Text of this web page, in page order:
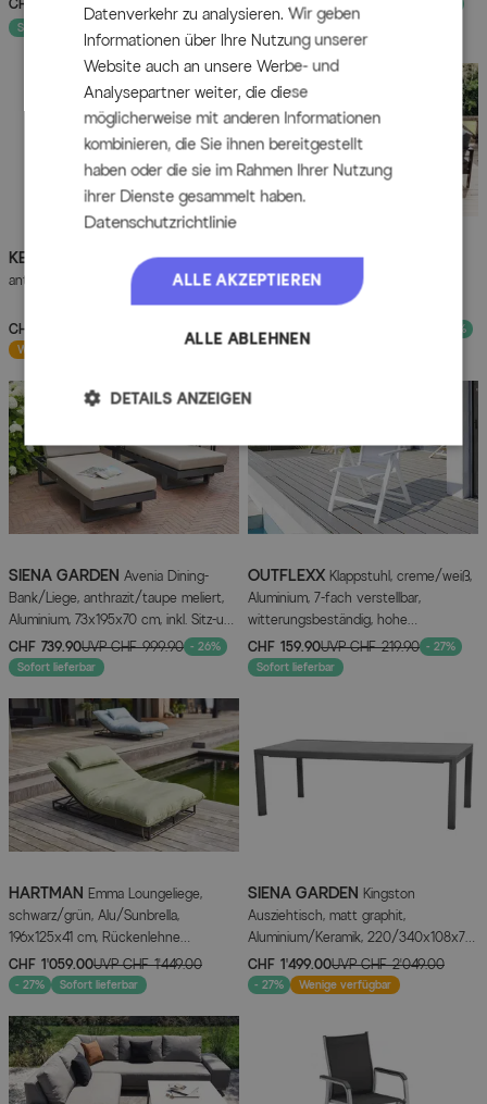
CHF 969.90
Sofort lieferbar
CHF 569.90 UVP
Sofort lieferbar
KETTLER
Granada Klappstuhl,
anthrazit, Alu/Textilene, 0301201-7100
CHF 199.90
- 26%
Wenige verfügbar
OUTFLEXXGartenlounge, 5
Personen, inkl. Tisch und Kissen,
Aluminium
CHF 969.90
- 28%
Wenige verfügbar
SIENA GARDEN Avenia Dining-
Bank/Liege, anthrazit/taupe meliert,
Aluminium, 73x195x70 cm, inkl. Sitz-und
Rückenkissen
CHF 739.90UVPCHF 999.90 - 26%
Sofort lieferbar
OUTFLEXX Klappstuhl, creme/weiß,
Aluminium, 7-fach verstellbar,
witterungsbeständig, hohe
Belastbarkeit
CHF 159.90UVPCHF 219.90 - 27%
Sofort lieferbar
HARTMAN Emma Loungeliege,
schwarz/grün, Alu/Sunbrella,
196x125x41 cm, Rückenlehne
verstellbar
CHF 1’059.00UVPCHF 1’449.00
- 27% Sofort lieferbar
SIENA GARDEN Kingston
Ausziehtisch, matt graphit,
Aluminium/Keramik, 220/340x108x76
cm
CHF 1’499.00UVPCHF 2’049.00
- 27% Wenige verfügbar
Datenverkehr zu analysieren. Wir geben
Informationen über Ihre Nutzung unserer
Website auch an unsere Werbe- und
Analysepartner weiter, die diese
möglicherweise mit anderen Informationen
kombinieren, die Sie ihnen bereitgestellt
haben oder die sie im Rahmen Ihrer Nutzung
ihrer Dienste gesammelt haben.
Datenschutzrichtlinie
ALLE AKZEPTIEREN
ALLE ABLEHNEN
DETAILS ANZEIGEN